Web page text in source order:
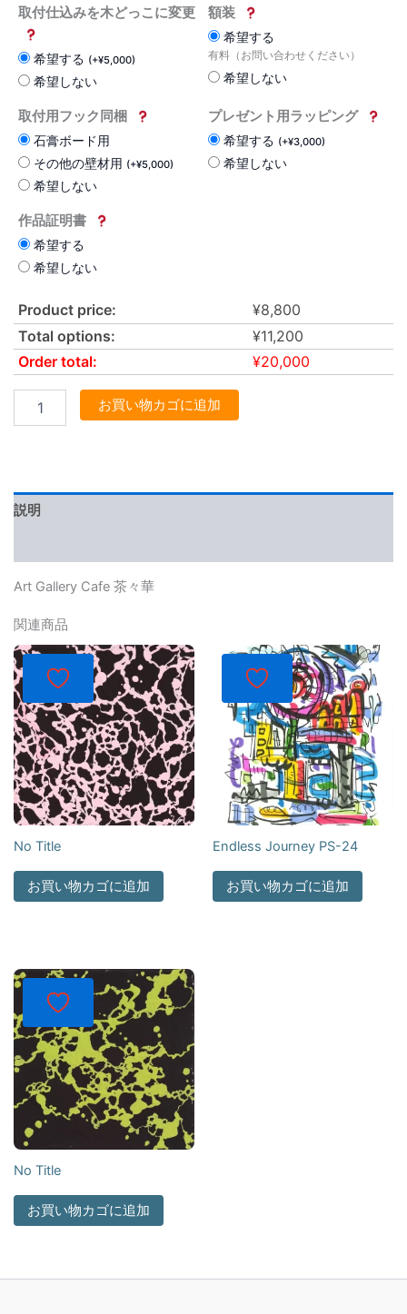
取付仕込みを木どっこに変更
希望する (+¥5,000)
希望しない
額装
希望する
有料（お問い合わせください）
希望しない
取付用フック同梱
石膏ボード用
その他の壁材用 (+¥5,000)
希望しない
プレゼント用ラッピング
希望する (+¥3,000)
希望しない
作品証明書
希望する
希望しない
Product price: ¥8,800
Total options:
¥11,200
Order total:
¥20,000
お買い物カゴに追加
説明
Art Gallery Cafe 茶々華
関連商品
No Title
お買い物カゴに追加
Endless Journey PS-24
お買い物カゴに追加
No Title
お買い物カゴに追加